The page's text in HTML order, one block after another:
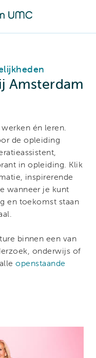
Amsterdam
én leren.
de opleiding
in opleiding. Klik
inspirerende
wanneer je kunt
en toekomst staan
binnen een van
onderwijs of
alleopenstaande